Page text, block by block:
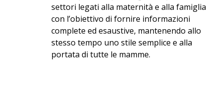
settori legati alla maternità e alla famiglia
con l’obiettivo di fornire informazioni
complete ed esaustive, mantenendo allo
stesso tempo uno stile semplice e alla
portata di tutte le mamme.